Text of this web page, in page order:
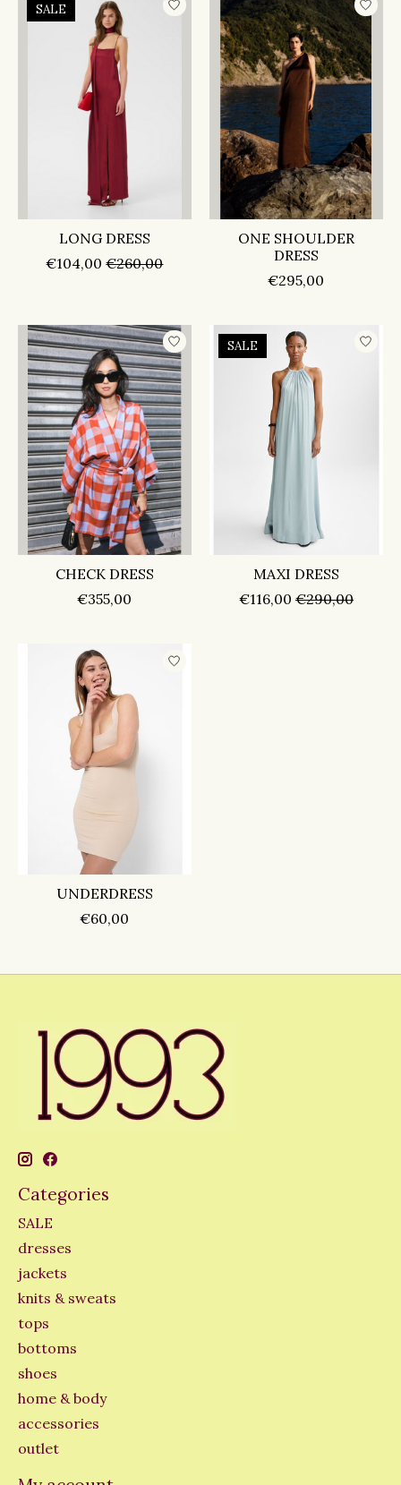
SALE
LONG DRESS
€104,00 €260,00
ONE SHOULDER
DRESS
€295,00
CHECK DRESS
€355,00
SALE
MAXI DRESS
€116,00 €290,00
UNDERDRESS
€60,00
Categories
SALE
dresses
jackets
knits & sweats
tops
bottoms
shoes
home & body
accessories
outlet